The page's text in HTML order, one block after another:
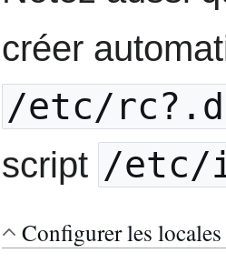
créer
/etc/rc?.d/
script /etc/
Configurer les locales